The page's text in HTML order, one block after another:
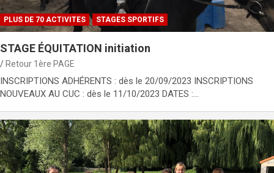
PLUS DE 70 ACTIVITES STAGES SPORTIFS
STAGE ÉQUITATION initiation
Retour 1ère PAGE
INSCRIPTIONS ADHÉRENTS : dès le 20/09/2023 INSCRIPTIONS
NOUVEAUX AU CUC : dès le 11/10/2023 DATES :…